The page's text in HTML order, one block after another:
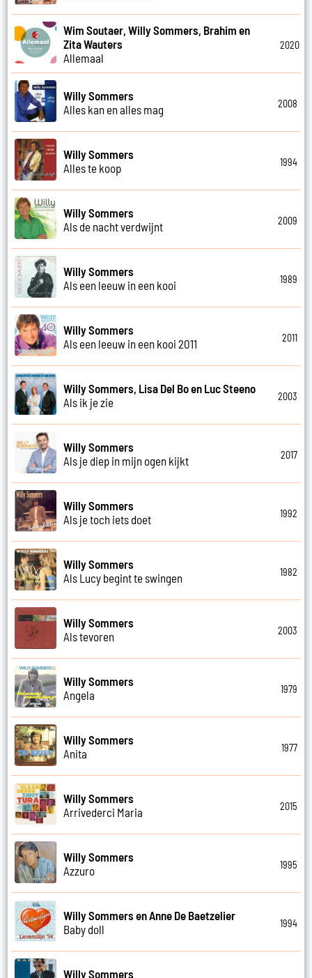
Wim Soutaer, Willy Sommers, Brahim en
Zita Wauters
Allemaal
2020
Willy Sommers
Alles kan en alles mag
2008
Willy Sommers
Alles te koop
1994
Willy Sommers
Als de nacht verdwijnt
2009
Willy Sommers
Als een leeuw in een kooi
1989
Willy Sommers
Als een leeuw in een kooi 2011
2011
Willy Sommers, Lisa Del Bo en Luc Steeno
Als ik je zie
2003
Willy Sommers
Als je diep in mijn ogen kijkt
2017
Willy Sommers
Als je toch iets doet
1992
Willy Sommers
Als Lucy begint te swingen
1982
Willy Sommers
Als tevoren
2003
Willy Sommers
Angela
1979
Willy Sommers
Anita
1977
Willy Sommers
Arrivederci Maria
2015
Willy Sommers
Azzuro
1995
Willy Sommers en Anne De Baetzelier
Baby doll
1994
Willy Sommers